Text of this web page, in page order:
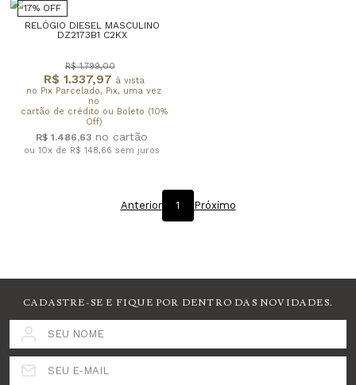
17% OFF
RELÓGIO DIESEL MASCULINO
DZ2173B1 C2KX
R$ 1.337,97 à vista
no Pix Parcelado, Pix, uma vez
no
cartão de crédito ou Boleto (10%
Off)
R$ 1.799,00
R$ 1.486,63
ou 10x de R$ 148,66 sem juros
Anterior 1 Próximo
CADASTRE-SE E FIQUE POR DENTRO DAS NOVIDADES.
SEU NOME
SEU E-MAIL